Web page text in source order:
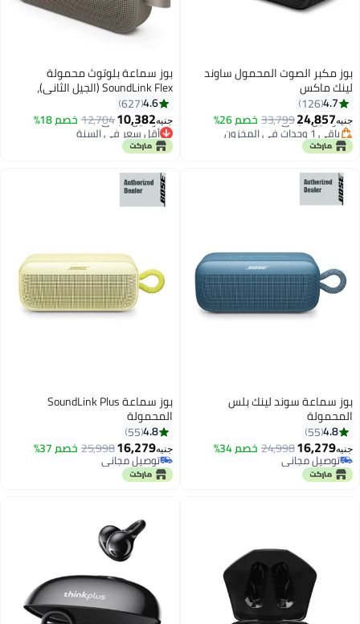
بوز مكبر الصوت المحمول ساوند
لينك ماكس
4.7
126
جنيه24,857
33,799خصم 26%
أقل سعر في السنة
توصيل مجاني
باقي 1 وحدات في المخزون
أقل سعر في السنة
بوز سماعة بلوتوث محمولة
SoundLink Flex (الجيل الثاني)،
سماعة خارجية محمولة مع صوت
عالي الدقة، تصل إلى 12 ساعة من
عمر البطارية، مقاومة للماء والغبار
4.6
627
جنيه10,382
12,704خصم 18%
أقل سعر في السنة
توصيل مجاني
أقل سعر في السنة
بوز سماعة سوند لينك بلس
المحمولة
4.8
55
جنيه16,279
24,998خصم 34%
توصيل مجاني
توصيل مجاني
بوز سماعة SoundLink Plus
المحمولة
4.8
55
جنيه16,279
25,998خصم 37%
توصيل مجاني
توصيل مجاني